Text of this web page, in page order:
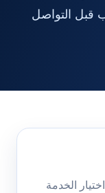
قبل التواصل
الخدمة